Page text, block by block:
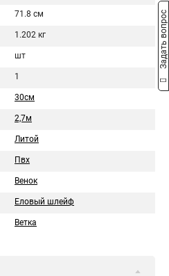
71.8 см
1.202 кг
шт
1
30см
2,7м
Литой
Пвх
Венок
Еловый шлейф
Ветка
Задать вопрос